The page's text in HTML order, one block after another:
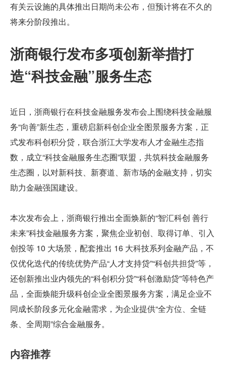
有关云设施的具体推出日期尚未公布，但预计将在不久的
将来分阶段推出。
浙商银行发布多项创新举措打
造“科技金融”服务生态
近日，浙商银行在科技金融服务发布会上围绕科技金融服
务“向善”新生态，重磅启新科创企业全图景服务方案，正
式发布科创积分贷，联合浙江大学发布人才金融生态指
数，成立“科技金融服务生态圈”联盟，共筑科技金融服务
生态圈，以对新科技、新赛道、新市场的金融支持，切实
助力金融强国建设。
本次发布会上，浙商银行推出全面焕新的“智汇科创 善行
未来”科技金融服务方案，聚焦企业初创、取得订单、引入
创投等 10 大场景，配套推出 16 大科技系列金融产品，不
仅优化迭代的传统优势产品“人才支持贷”“科创共担贷”等，
还创新推出业内领先的“科创积分贷”“科创激励贷”等特色产
品，全面焕能升级科创企业全图景服务方案，满足企业不
同成长阶段多元化金融需求，为企业提供“全方位、全链
条、全周期”综合金融服务。
内容推荐